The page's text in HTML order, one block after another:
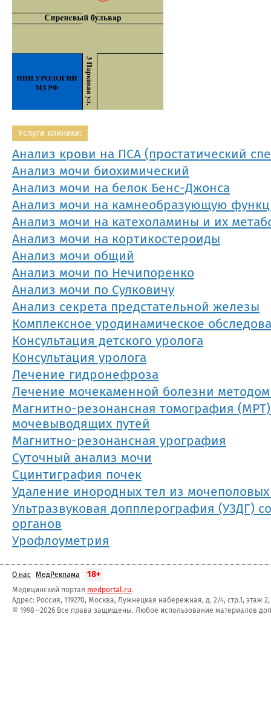
Услуги клиники:
Анализ крови на ПСА (простатический
Анализ мочи биохимический
Анализ мочи на белок Бенс-Джонса
Анализ мочи на камнеобразующую
Анализ мочи на катехоламины и их
Анализ мочи на кортикостероиды
Анализ мочи общий
Анализ мочи по Нечипоренко
Анализ мочи по Сулковичу
Анализ секрета предстательной железы
Комплексное уродинамическое
Консультация детского уролога
Консультация уролога
Лечение гидронефроза
Лечение мочекаменной болезни
Магнитно-резонансная томография
мочевыводящих путей
Магнитно-резонансная урография
Суточный анализ мочи
Сцинтиграфия почек
Удаление инородных тел из
Ультразвуковая допплерография (УЗДГ)
органов
Урофлоуметрия
О нас МедРеклама 18+
Медицинский портал medportal.ru.
Адрес: Россия, 119270, Москва, Лужнецкая набережная, д. 2/4, стр.1, этаж
© 1998—2026 Все права защищены. Любое использование материалов